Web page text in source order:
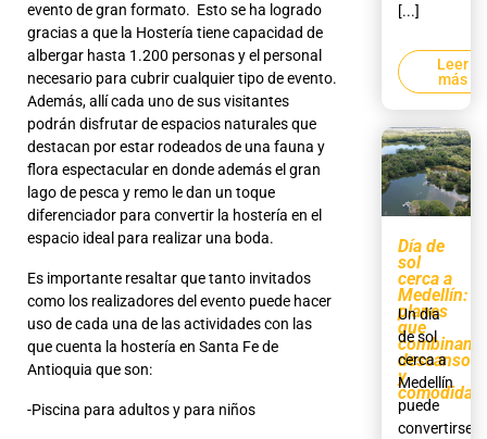
evento de gran formato. Esto se ha logrado
gracias a que la Hostería tiene capacidad de
albergar hasta 1.200 personas y el personal
necesario para cubrir cualquier tipo de evento.
Además, allí cada uno de sus visitantes
podrán disfrutar de espacios naturales que
destacan por estar rodeados de una fauna y
flora espectacular en donde además el gran
lago de pesca y remo le dan un toque
diferenciador para convertir la hostería en el
espacio ideal para realizar una boda.
Es importante resaltar que tanto invitados
como los realizadores del evento puede hacer
uso de cada una de las actividades con las
que cuenta la hostería en Santa Fe de
Antioquia que son:
-Piscina para adultos y para niños
[...]
Leer
más
Día de
sol
cerca a
Medellín:
planes
que
combinan
descanso
y
comodidad
Un día
de sol
cerca a
Medellín
puede
convertirse